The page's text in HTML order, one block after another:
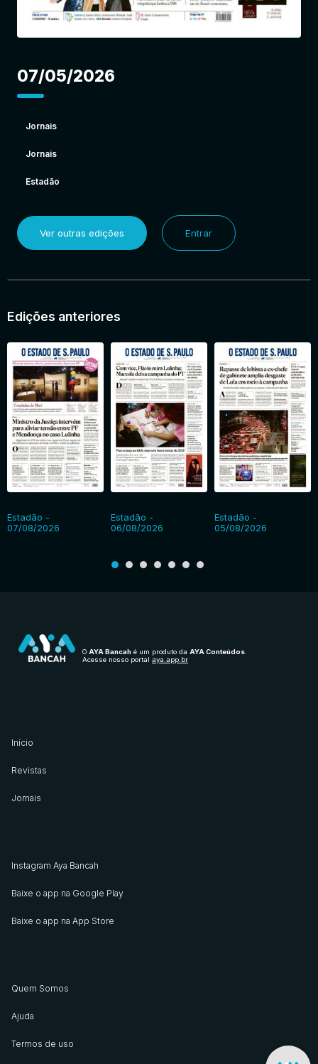
07/05/2026
Jornais
Jornais
Estadão
Ver outras edições Entrar
Edições anteriores
Estadão -
07/08/2026
Estadão -
06/08/2026
Estadão -
05/08/2026
O AYA Bancah é um produto da AYA Conteúdos.
Acesse nosso portal aya.app.br
Início
Revistas
Jornais
Instagram Aya Bancah
Baixe o app na Google Play
Baixe o app na App Store
Quem Somos
Ajuda
Termos de uso